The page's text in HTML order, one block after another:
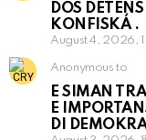
DOS
KONFISKÁ .
August 4, 2026,
Anonymous to
E SIMAN
E
DI